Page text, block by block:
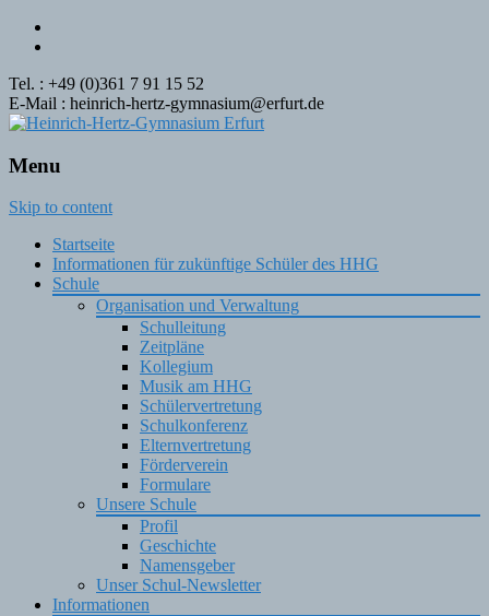
Tel. : +49 (0)361 7 91 15 52
E-Mail : heinrich-hertz-gymnasium@erfurt.de
Menu
Skip to content
Startseite
Informationen für zukünftige Schüler des HHG
Schule
Organisation und Verwaltung
Schulleitung
Zeitpläne
Kollegium
Musik am HHG
Schülervertretung
Schulkonferenz
Elternvertretung
Förderverein
Formulare
Unsere Schule
Profil
Geschichte
Namensgeber
Unser Schul-Newsletter
Informationen